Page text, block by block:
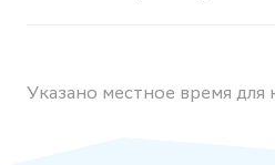
Указано местное время для